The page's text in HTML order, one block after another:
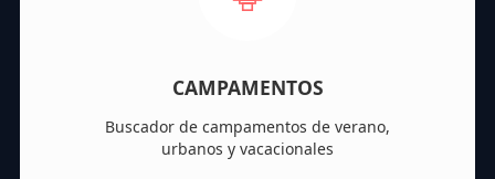
CAMPAMENTOS
Buscador de campamentos de verano,
urbanos y vacacionales